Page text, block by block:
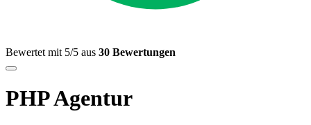
Bewertet mit 5/5 aus 30 Bewertungen
PHP Agentur